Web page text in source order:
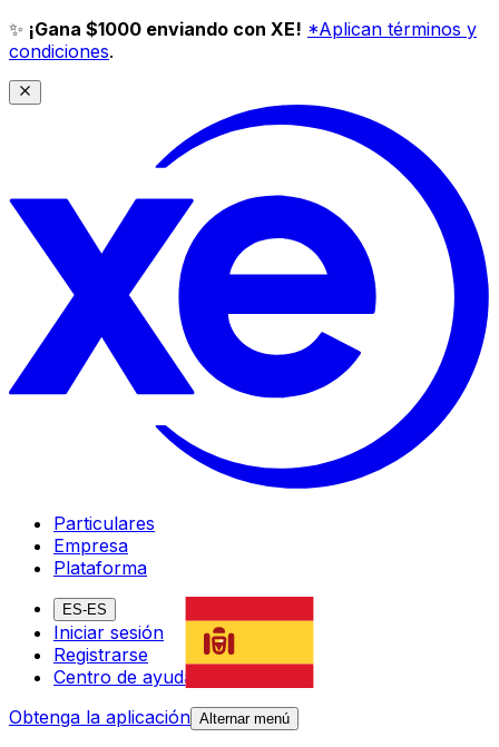
✨ ¡Gana $1000 enviando con XE! *Aplican términos y
condiciones.
Particulares
Empresa
Plataforma
ES-ES
Iniciar sesión
Registrarse
Centro de ayuda
Obtenga la aplicación Alternar menú